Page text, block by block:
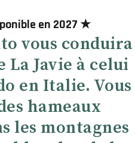
en 2027 ★
vous conduira
La Javie à celui
en Italie. Vous
hameaux
les montagnes